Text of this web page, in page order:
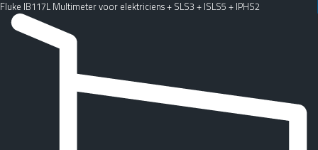
Fluke IB117L Multimeter voor elektriciens + SLS3 + ISLS5 + IPHS2